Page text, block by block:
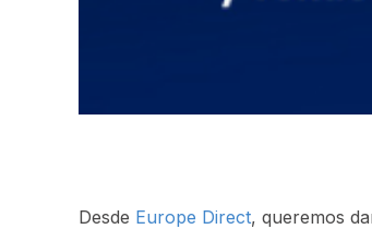
Desde Europe Direct, queremos